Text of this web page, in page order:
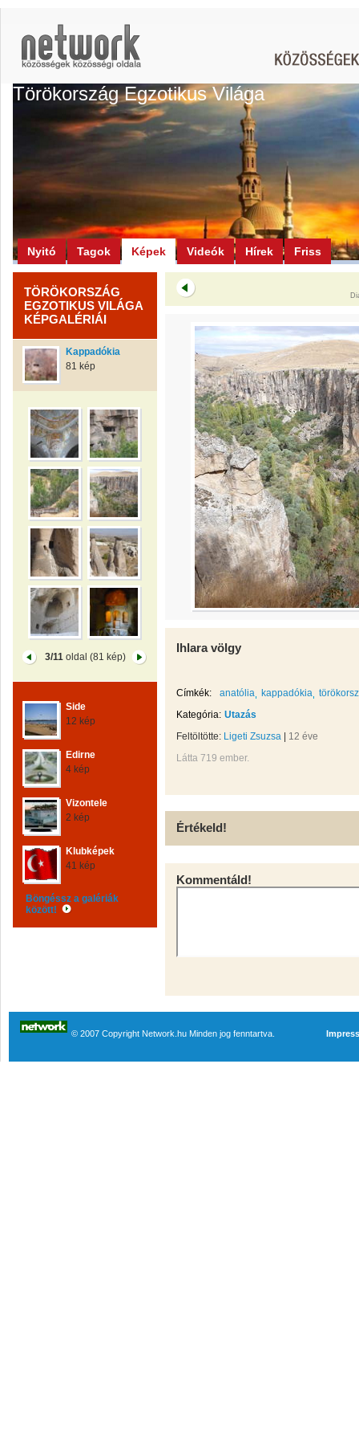
Törökország Egzotikus Világa
Nyitó Tagok Képek Videók Hírek Friss
TÖRÖKORSZÁG
EGZOTIKUS VILÁGA
KÉPGALÉRIÁI
Kappadókia
81 kép
3/11oldal (81 kép)
Side
12 kép
Edirne
4 kép
Vizontele
2 kép
Klubképek
41 kép
Böngéssz a galériák
között!
Ihlara völgy
Címkék: anatólia kappadókia
Kategória: Utazás
Feltöltötte: Ligeti Zsuzsa
12 éve
Látta 719 ember.
Értékeld!
Kommentáld!
© 2007 Copyright Network.hu Minden jog fenntartva.